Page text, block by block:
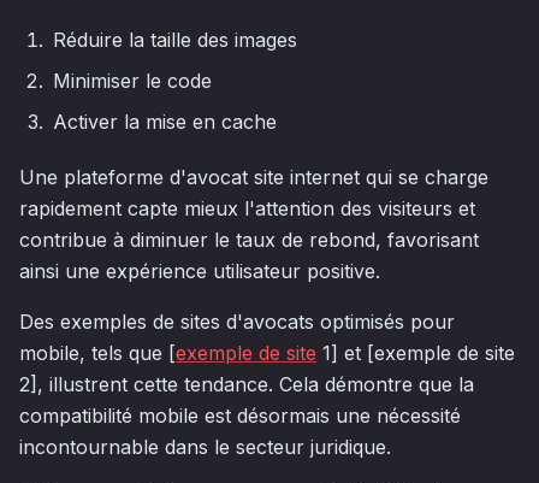
Réduire la taille des images
Minimiser le code
Activer la mise en cache
Une plateforme d'avocat site internet qui se charge
rapidement capte mieux l'attention des visiteurs et
contribue à diminuer le taux de rebond, favorisant
ainsi une expérience utilisateur positive.
Des exemples de sites d'avocats optimisés pour
mobile, tels que [exemple de site 1] et [exemple de site
2], illustrent cette tendance. Cela démontre que la
compatibilité mobile est désormais une nécessité
incontournable dans le secteur juridique.